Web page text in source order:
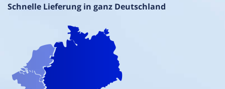
Schnelle Lieferung in ganz Deutschland